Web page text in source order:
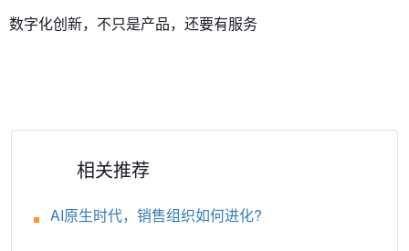
数字化创新，不只是产品，还要有服务
相关推荐
AI原生时代，销售组织如何进化?